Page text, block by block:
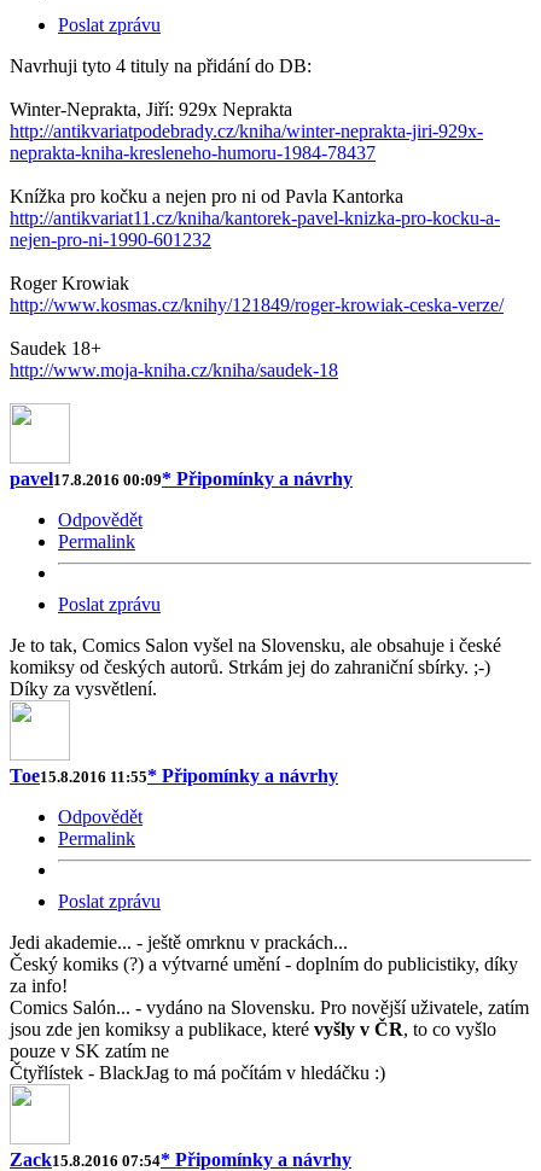
Poslat zprávu
Navrhuji tyto 4 tituly na přidání do DB:
Winter-Neprakta, Jiří: 929x Neprakta
http://antikvariatpodebrady.cz/kniha/winter-neprakta-jiri-929x-
neprakta-kniha-kresleneho-humoru-1984-78437
Knížka pro kočku a nejen pro ni od Pavla Kantorka
http://antikvariat11.cz/kniha/kantorek-pavel-knizka-pro-kocku-a-
nejen-pro-ni-1990-601232
Roger Krowiak
http://www.kosmas.cz/knihy/121849/roger-krowiak-ceska-verze/
Saudek 18+
http://www.moja-kniha.cz/kniha/saudek-18
pavel17.8.2016 00:09* Připomínky a návrhy
Odpovědět
Permalink
Poslat zprávu
Je to tak, Comics Salon vyšel na Slovensku, ale obsahuje i české
komiksy od českých autorů. Strkám jej do zahraniční sbírky. ;-)
Díky za vysvětlení.
Toe15.8.2016 11:55* Připomínky a návrhy
Odpovědět
Permalink
Poslat zprávu
Jedi akademie... - ještě omrknu v prackách...
Český komiks (?) a výtvarné umění - doplním do publicistiky, díky
za info!
Comics Salón... - vydáno na Slovensku. Pro novější uživatele, zatím
jsou zde jen komiksy a publikace, které vyšly v ČR, to co vyšlo
pouze v SK zatím ne
Čtyřlístek - BlackJag to má počítám v hledáčku :)
Zack15.8.2016 07:54* Připomínky a návrhy